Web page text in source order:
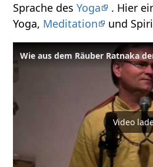
Sprache desYoga
. Hier
Yoga, Meditation und
Video